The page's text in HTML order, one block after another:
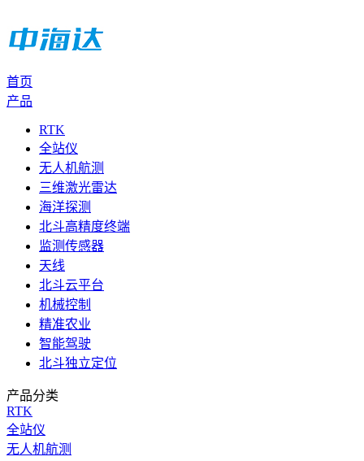
首页
产品
RTK
全站仪
无人机航测
三维激光雷达
海洋探测
北斗高精度终端
监测传感器
天线
北斗云平台
机械控制
精准农业
智能驾驶
北斗独立定位
产品分类
RTK
全站仪
无人机航测